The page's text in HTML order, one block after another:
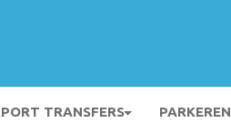
TRANSFERS PARKEREN